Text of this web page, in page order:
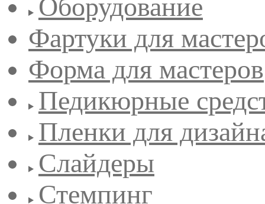
Оборудование
Фартуки для
Форма для мастеров
Педикюрные
Пленки для
Слайдеры
Стемпинг